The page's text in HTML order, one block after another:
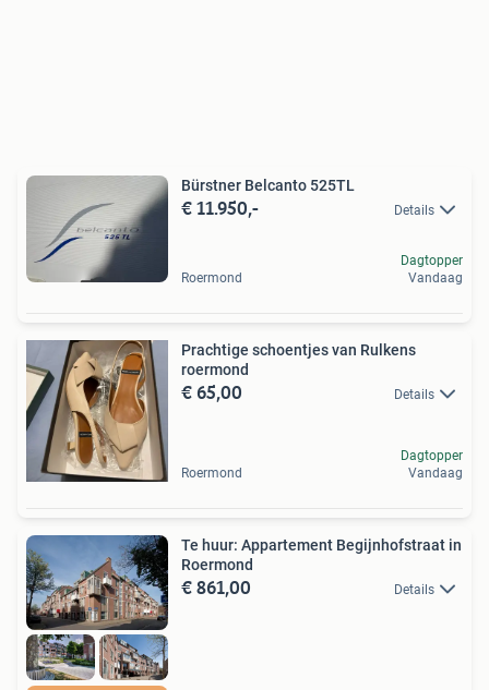
Bürstner Belcanto 525TL
€ 11.950,- Details
Roermond
Dagtopper
Vandaag
Prachtige schoentjes van Rulkens
roermond
€ 65,00 Details
Roermond
Dagtopper
Vandaag
Te huur: Appartement Begijnhofstraat in
Roermond
€ 861,00 Details